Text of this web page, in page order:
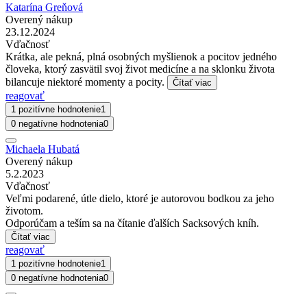
Katarína Greňová
Overený nákup
23.12.2024
Vďačnosť
Krátka, ale pekná, plná osobných myšlienok a pocitov jedného
človeka, ktorý zasvätil svoj život medicíne a na sklonku života
bilancuje niektoré momenty a pocity.
Čítať viac
reagovať
1 pozitívne hodnotenie1
0 negatívne hodnotenia0
Michaela Hubatá
Overený nákup
5.2.2023
Vďačnosť
Veľmi podarené, útle dielo, ktoré je autorovou bodkou za jeho
životom.
Odporúčam a teším sa na čítanie ďalších Sacksových kníh.
Čítať viac
reagovať
1 pozitívne hodnotenie1
0 negatívne hodnotenia0